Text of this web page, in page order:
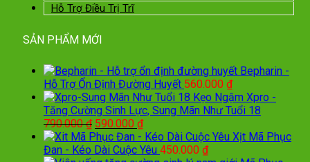
Hỗ Trợ Điều Trị Trĩ
SẢN PHẨM MỚI
Bepharin -
Hỗ Trợ Ổn Định Đường Huyết 560.000 ₫
Kẹo Ngậm Xpro -
Tăng Cường Sinh Lực, Sung Mãn Như Tuổi 18
790.000₫ Giá
gốc
là:
590.000 ₫Giá
hiện
tại
Xịt Mã Phục
Đan - Kéo Dài Cuộc Yêu 450.000 ₫